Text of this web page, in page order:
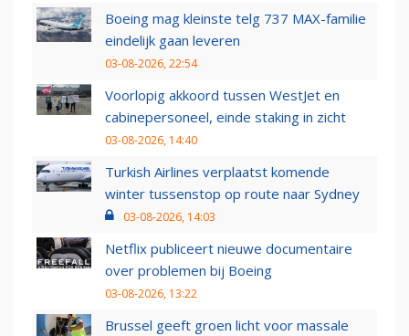
Boeing mag kleinste telg 737 MAX-familie
eindelijk gaan leveren
03-08-2026, 22:54
Voorlopig akkoord tussen WestJet en
cabinepersoneel, einde staking in zicht
03-08-2026, 14:40
Turkish Airlines verplaatst komende
winter tussenstop op route naar Sydney
03-08-2026, 14:03
Netflix publiceert nieuwe documentaire
over problemen bij Boeing
03-08-2026, 13:22
Brussel geeft groen licht voor massale